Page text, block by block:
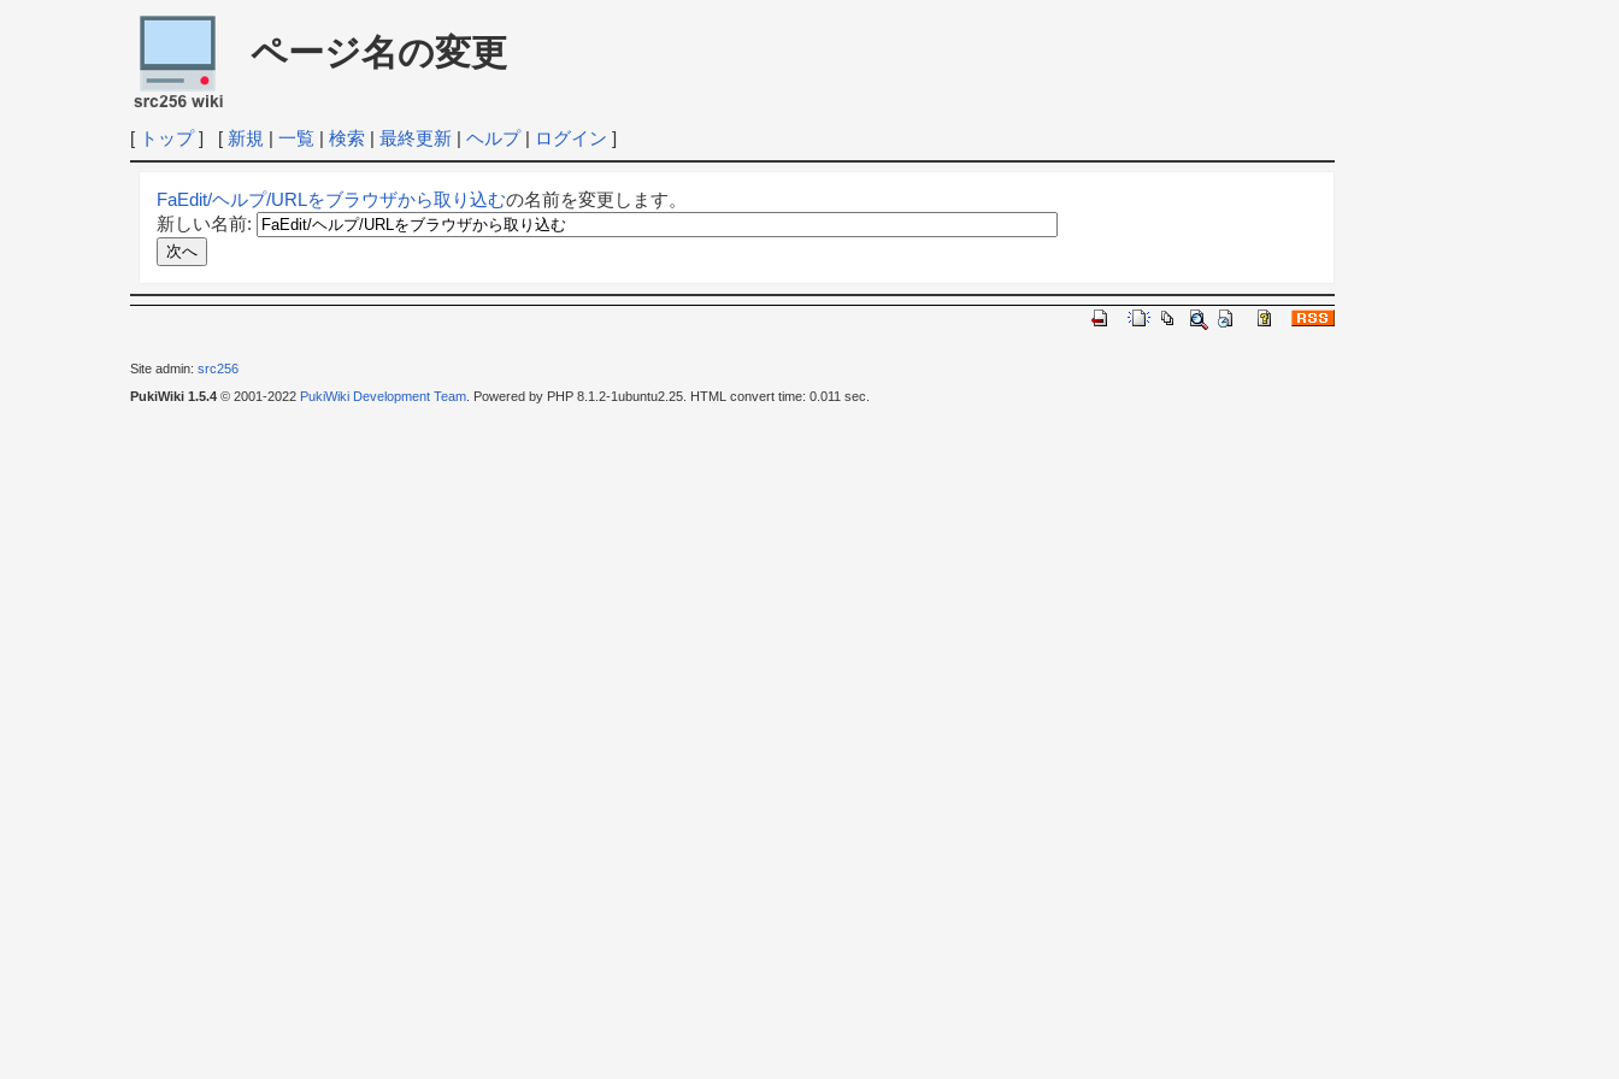
ページ名の変更
[ トップ] [ 新規 | 一覧| 検索| 最終更新| ヘルプ| ログイン ]
FaEdit/ヘルプ/URLをブラウザから取り込むの名前を変更します。
新しい名前:
Site admin: src256
PukiWiki 1.5.4© 2001-2022 PukiWiki Development Team. Powered by PHP 8.1.2-1ubuntu2.25. HTML convert time: 0.011 sec.